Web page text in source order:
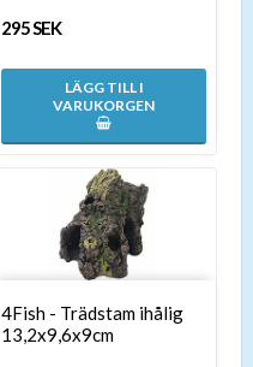
295 SEK
LÄGG TILL I
VARUKORGEN
4Fish - Trädstam ihålig
13,2x9,6x9cm